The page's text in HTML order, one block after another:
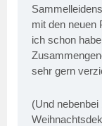
mit den neuen
ich schon
sehr gern
(Und